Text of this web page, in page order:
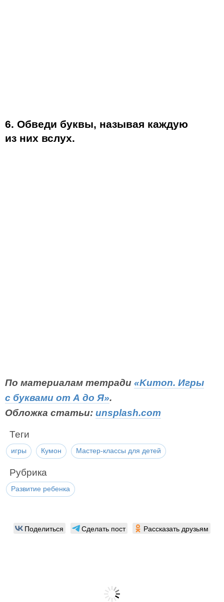
6. Обведи буквы, называя каждую
из них вслух.
По материалам тетради «Kumon. Игры
с буквами от А до Я».
Обложка статьи: unsplash.com
Теги
игры Кумон Мастер-классы для детей
Рубрика
Развитие ребенка
Поделиться Сделать пост Рассказать друзьям